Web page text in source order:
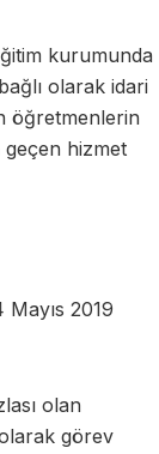
kurumunda
olarak idari
öğretmenlerin
geçen hizmet
2019
olan
görev